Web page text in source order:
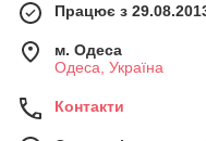
Працює з
м. Одеса
Одеса, Україна
Контакти